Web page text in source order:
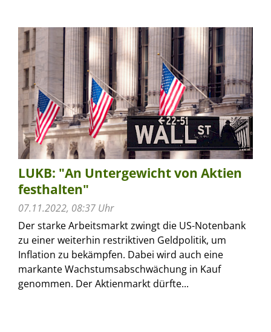
LUKB: "An Untergewicht von Aktien
festhalten"
07.11.2022, 08:37 Uhr
Der starke Arbeitsmarkt zwingt die US-Notenbank
zu einer weiterhin restriktiven Geldpolitik, um
Inflation zu bekämpfen. Dabei wird auch eine
markante Wachstumsabschwächung in Kauf
genommen. Der Aktienmarkt dürfte...